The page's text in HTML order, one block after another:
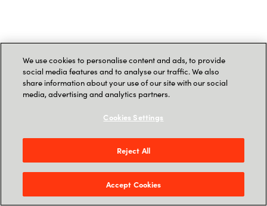
We use cookies to personalise content and ads, to provide
social media features and to analyse our traffic. We also
share information about your use of our site with our social
media, advertising and analytics partners.
Cookies Settings
Reject All
Accept Cookies